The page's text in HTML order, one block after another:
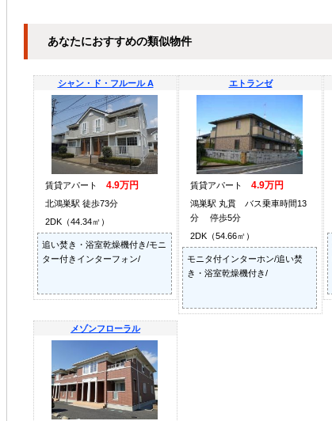
あなたにおすすめの類似物件
シャン・ド・フルール A
賃貸アパート 4.9万円
北鴻巣駅 徒歩73分
2DK（44.34㎡）
追い焚き・浴室乾燥機付き/モニ
ター付きインターフォン/
エトランゼ
賃貸アパート 4.9万円
鴻巣駅 丸貫 バス乗車時間13
分 停歩5分
2DK（54.66㎡）
モニタ付インターホン/追い焚
き・浴室乾燥機付き/
メゾンフローラル